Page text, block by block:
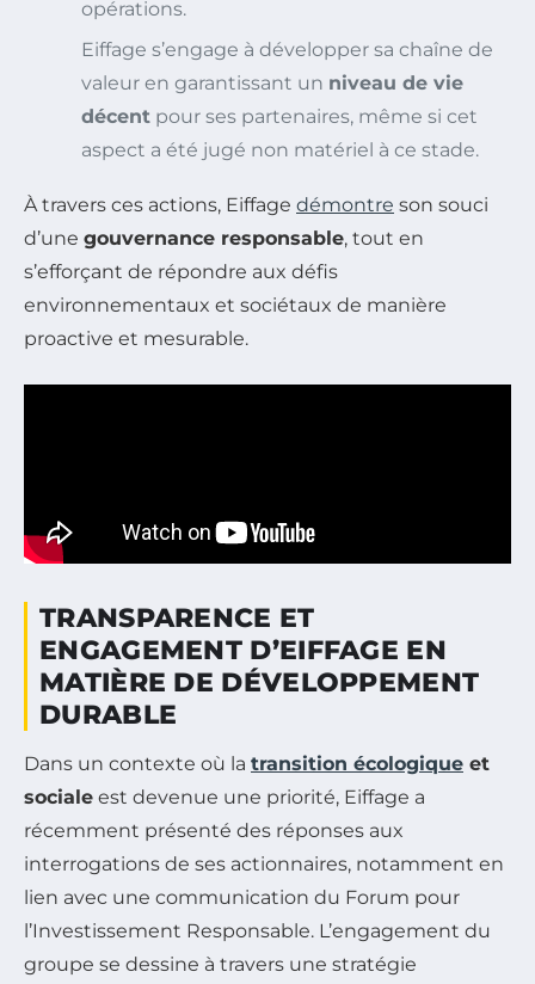
opérations.
Eiffage s’engage à développer sa chaîne de
valeur en garantissant un niveau de vie
décent pour ses partenaires, même si cet
aspect a été jugé non matériel à ce stade.
À travers ces actions, Eiffage démontre son souci
d’une gouvernance responsable, tout en
s’efforçant de répondre aux défis
environnementaux et sociétaux de manière
proactive et mesurable.
TRANSPARENCE ET
ENGAGEMENT D’EIFFAGE EN
MATIÈRE DE DÉVELOPPEMENT
DURABLE
Dans un contexte où la transition écologique et
sociale est devenue une priorité, Eiffage a
récemment présenté des réponses aux
interrogations de ses actionnaires, notamment en
lien avec une communication du Forum pour
l’Investissement Responsable. L’engagement du
groupe se dessine à travers une stratégie